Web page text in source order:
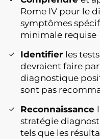
Rome IV pour le
symptômes
minimale requise
Identifier les
devraient faire
diagnostique
sont pas
Reconnaissance
stratégie
tels que les